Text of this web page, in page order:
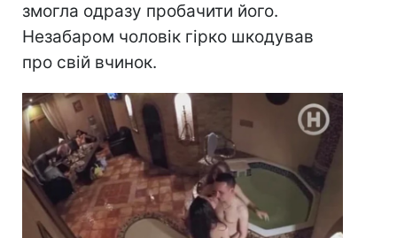
змогла одразу пробачити його.
Незабаром чоловік гірко шкодував
про свій вчинок.